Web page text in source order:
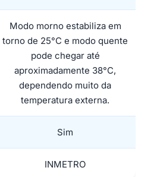
Modo morno estabiliza em
torno de 25°C e modo quente
pode chegar até
aproximadamente 38°C,
dependendo muito da
temperatura externa.
Sim
INMETRO